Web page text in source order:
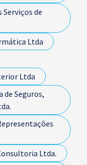
de
Ltda
Ltda
de Seguros,
Ltda.